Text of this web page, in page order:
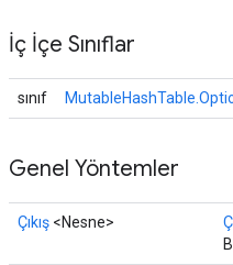
İç İçe Sınıflar
sınıf
Genel Yöntemler
Çıkış <Nesne>